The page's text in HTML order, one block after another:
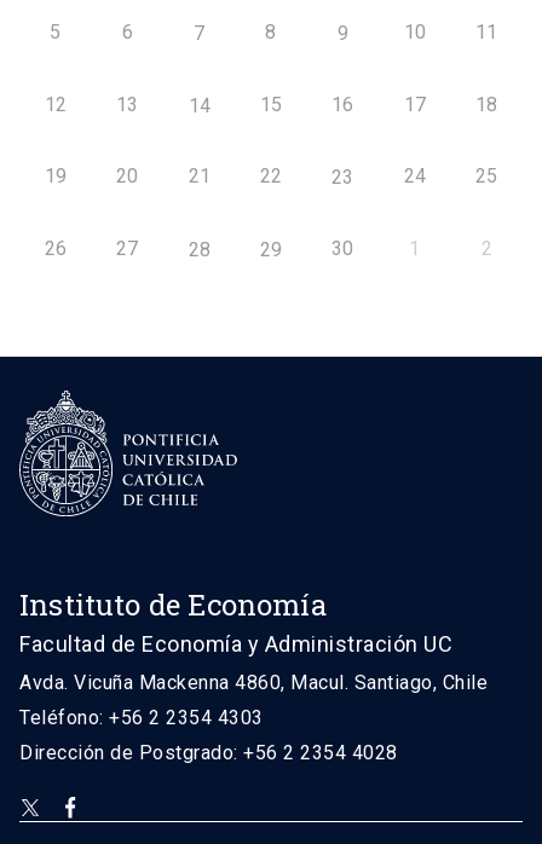
5 6 7 8 9 10 11
12 13 14 15 16 17 18
19 20 21 22 23 24 25
26 27 28 29 30 1 2
Instituto de Economía
Facultad de Economía y Administración UC
Avda. Vicuña Mackenna 4860, Macul. Santiago, Chile
Teléfono: +56 2 2354 4303
Dirección de Postgrado: +56 2 2354 4028